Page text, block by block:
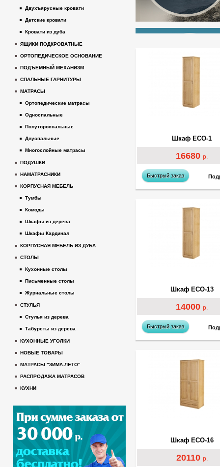
16680р.
Шкаф ECO-1
Быстрый заказ
14000р.
Шкаф ECO-13
Быстрый заказ
20110 р.
Шкаф ECO-16
Двухъярусные кровати
Детские кровати
Кровати из дуба
ЯЩИКИ ПОДКРОВАТНЫЕ
ОРТОПЕДИЧЕСКОЕ ОСНОВАНИЕ
ПОДЪЕМНЫЙ МЕХАНИЗМ
СПАЛЬНЫЕ ГАРНИТУРЫ
МАТРАСЫ
Ортопедические матрасы
Односпальные
Полутороспальные
Двуспальные
Многослойные матрасы
ПОДУШКИ
НАМАТРАСНИКИ
КОРПУСНАЯ МЕБЕЛЬ
Тумбы
Комоды
Шкафы из дерева
Шкафы Кардинал
КОРПУСНАЯ МЕБЕЛЬ ИЗ ДУБА
СТОЛЫ
Кухонные столы
Письменные столы
Журнальные столы
СТУЛЬЯ
Стулья из дерева
Табуреты из дерева
КУХОННЫЕ УГОЛКИ
НОВЫЕ ТОВАРЫ
МАТРАСЫ "ЗИМА-ЛЕТО"
РАСПРОДАЖА МАТРАСОВ
КУХНИ